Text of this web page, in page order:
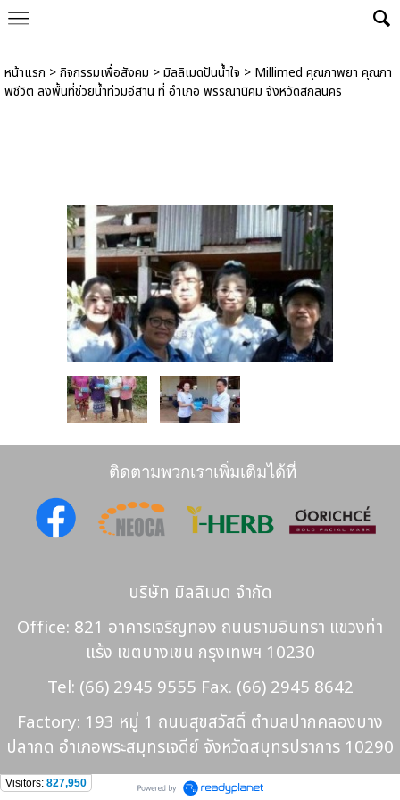
หน้าแรก >กิจกรรมเพื่อสังคม >มิลลิเมดปันน้ำใจ > Millimed คุณภาพยา คุณภา
พชีวิต ลงพื้นที่ช่วยน้ำท่วมอีสาน ที่ อำเภอ พรรณานิคม จังหวัดสกลนคร
ติดตามพวกเราเพิ่มเติมได้ที่
บริษัท มิลลิเมด จำกัด
Office: 821 อาคารเจริญทอง ถนนรามอินทรา แขวงท่า
แร้ง เขตบางเขน กรุงเทพฯ 10230
Tel: (66) 2945 9555 Fax. (66) 2945 8642
Factory: 193 หมู่ 1 ถนนสุขสวัสดิ์ ตำบลปากคลองบาง
ปลากด อำเภอพระสมุทรเจดีย์ จังหวัดสมุทรปราการ 10290
Visitors: 827,950